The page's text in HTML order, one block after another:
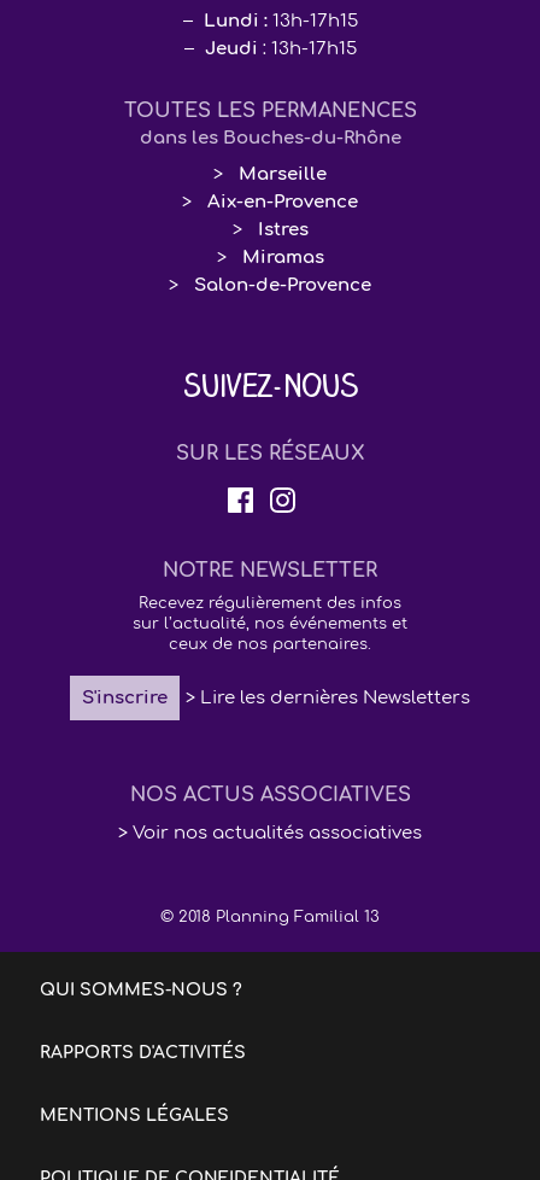
Lundi :13h-17h15
Jeudi : 13h-17h15
TOUTES LES PERMANENCES
dans les Bouches-du-Rhône
Marseille
Aix-en-Provence
Istres
Miramas
Salon-de-Provence
Suivez-nous
SUR LES RÉSEAUX
NOTRE NEWSLETTER
Recevez régulièrement des infos
sur l’actualité, nos événements et
ceux de nos partenaires.
S'inscrire > Lire les dernières Newsletters
NOS ACTUS ASSOCIATIVES
> Voir nos actualités associatives
© 2018 Planning Familial 13
QUI SOMMES-NOUS ?
RAPPORTS D'ACTIVITÉS
MENTIONS LÉGALES